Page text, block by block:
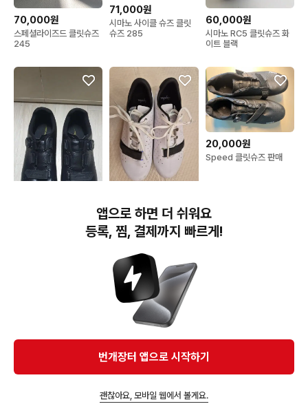
즐겨찾고 알림받기
70,000원
스페셜라이즈드 클릿슈즈
245
71,000원
시마노 사이클 슈즈 클릿
슈즈 285
60,000원
시마노 RC5 클릿슈즈 화
이트 블랙
라파 클래식 클릿슈즈
20,000원
Speed 클릿슈즈 판매
이 상품을 추천해요AD
앱으로 하면 더 쉬워요
등록, 찜, 결제까지 빠르게!
번개장터 앱으로 시작하기
괜찮아요, 모바일 웹에서 볼게요.